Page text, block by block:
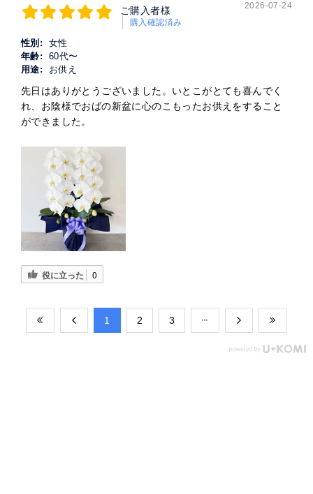
ご購入者様
購入確認済み
2026-07-24
性別:
女性
年齢:
60代〜
用途:
お供え
先日はありがとうございました。いとこがとても喜んでく
れ、お陰様でおばの新盆に心のこもったお供えをすること
ができました。
役に立った 0
​1 ​2 ​3